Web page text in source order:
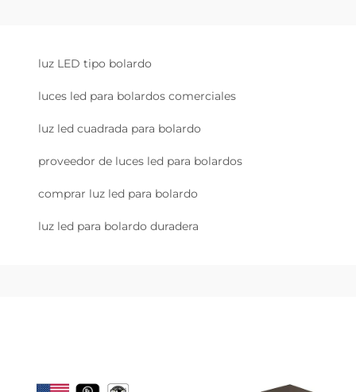
luz LED tipo bolardo
luces led para bolardos comerciales
luz led cuadrada para bolardo
proveedor de luces led para bolardos
comprar luz led para bolardo
luz led para bolardo duradera